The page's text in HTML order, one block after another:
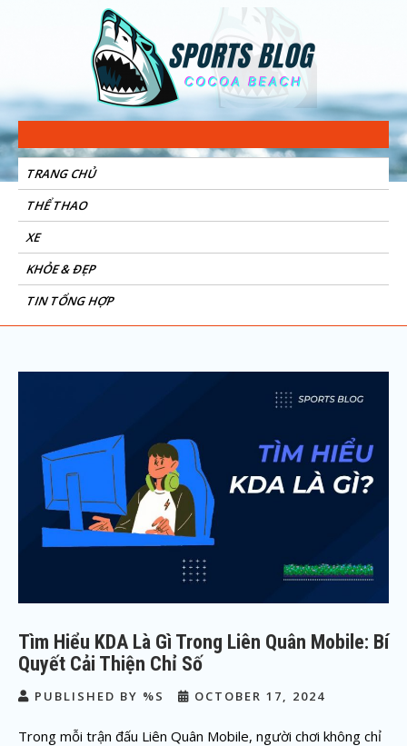
Sports Blog
Cocoa Beach
TRANG CHỦ
THỂ THAO
XE
KHỎE & ĐẸP
TIN TỔNG HỢP
Tìm Hiểu KDA Là Gì Trong Liên Quân Mobile: Bí
Quyết Cải Thiện Chỉ Số
PUBLISHED BY %S OCTOBER 17, 2024
Trong mỗi trận đấu Liên Quân Mobile, người chơi không chỉ